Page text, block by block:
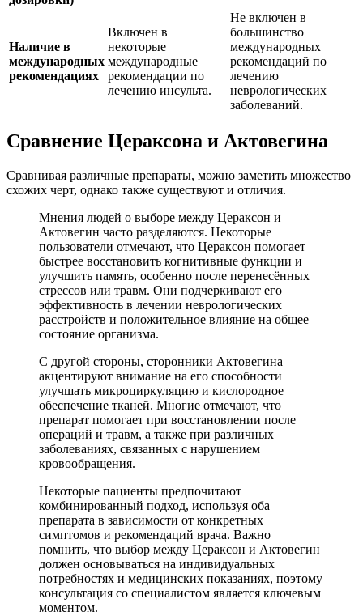
Наличие в
международных
рекомендациях
Включен в
некоторые
международные
рекомендации по
лечению инсульта.
Не включен в
большинство
международных
рекомендаций по
лечению
неврологических
заболеваний.
Сравнение Цераксона и Актовегина
Сравнивая различные препараты, можно заметить множество
схожих черт, однако также существуют и отличия.
Мнения людей о выборе между Цераксон и
Актовегин часто разделяются. Некоторые
пользователи отмечают, что Цераксон помогает
быстрее восстановить когнитивные функции и
улучшить память, особенно после перенесённых
стрессов или травм. Они подчеркивают его
эффективность в лечении неврологических
расстройств и положительное влияние на общее
состояние организма.
С другой стороны, сторонники Актовегина
акцентируют внимание на его способности
улучшать микроциркуляцию и кислородное
обеспечение тканей. Многие отмечают, что
препарат помогает при восстановлении после
операций и травм, а также при различных
заболеваниях, связанных с нарушением
кровообращения.
Некоторые пациенты предпочитают
комбинированный подход, используя оба
препарата в зависимости от конкретных
симптомов и рекомендаций врача. Важно
помнить, что выбор между Цераксон и Актовегин
должен основываться на индивидуальных
потребностях и медицинских показаниях, поэтому
консультация со специалистом является ключевым
моментом.